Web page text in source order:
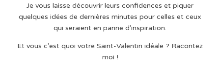
Je vous laisse découvrir leurs confidences et piquer
quelques idées de dernières minutes pour celles et ceux
qui seraient en panne d'inspiration.
Et vous c'est quoi votre Saint-Valentin idéale ? Racontez
moi !